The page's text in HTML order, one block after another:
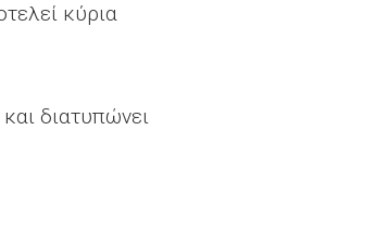
κύρια
διατυπώνει